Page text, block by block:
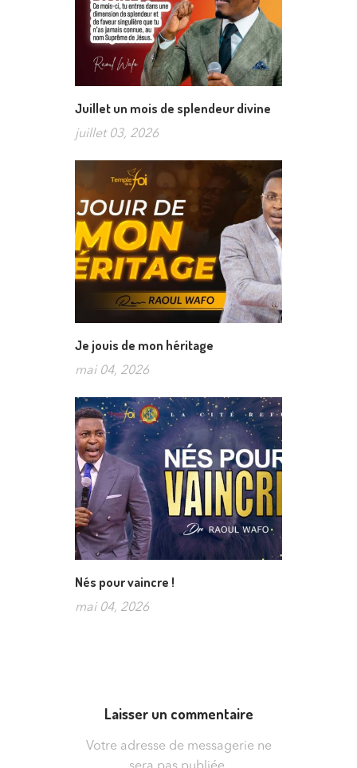
Juillet un mois de splendeur divine
juillet 03, 2026
Je jouis de mon héritage
mai 04, 2026
Nés pour vaincre !
mai 04, 2026
Laisser un commentaire
Votre adresse de messagerie ne